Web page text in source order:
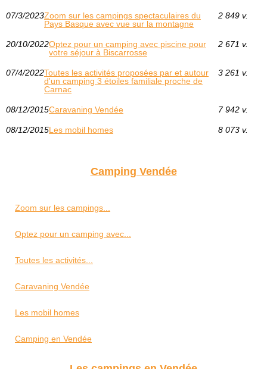
07/3/2023Zoom sur les campings spectaculaires du
Pays Basque avec vue sur la montagne
2 849 v.
20/10/2022Optez pour un camping avec piscine pour
votre séjour à Biscarrosse
2 671 v.
07/4/2022Toutes les activités proposées par et autour
d'un camping 3 étoiles familiale proche de
Carnac
3 261 v.
08/12/2015Caravaning Vendée 7 942 v.
08/12/2015Les mobil homes 8 073 v.
Camping Vendée
Zoom sur les campings...
Optez pour un camping avec...
Toutes les activités...
Caravaning Vendée
Les mobil homes
Camping en Vendée